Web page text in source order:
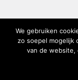
We gebruiken
zo soepel mogelijk
van de website,